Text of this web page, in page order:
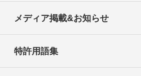
メディア掲載&お知らせ
特許用語集